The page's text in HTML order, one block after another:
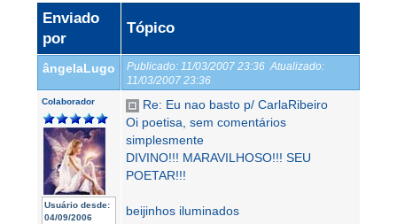
Enviado
por
Tópico
ângelaLugo Publicado: 11/03/2007 23:36 Atualizado:
11/03/2007 23:36
Colaborador
Usuário desde:
04/09/2006
Re: Eu nao basto p/ CarlaRibeiro
Oi poetisa, sem comentários
simplesmente
DIVINO!!! MARAVILHOSO!!! SEU
POETAR!!!
beijinhos iluminados